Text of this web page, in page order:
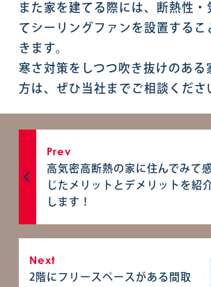
また家を建てる際には、断熱性・
てシーリングファンを設置するこ
きます。
寒さ対策をしつつ吹き抜けのある
方は、ぜひ当社までご相談くださ
Prev
高気密高断熱の家に住んでみて
じたメリットとデメリットを紹
します！
Next
2階にフリースペースがある間取